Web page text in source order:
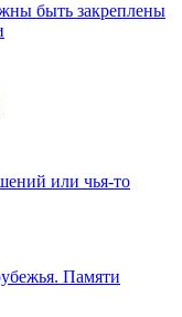
быть закреплены
или чья-то
Памяти